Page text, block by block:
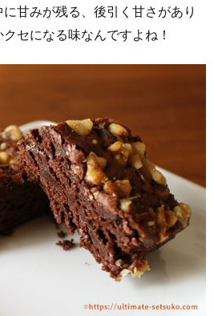
甘みが残る、後引く甘さがあり
セになる味なんですよね！